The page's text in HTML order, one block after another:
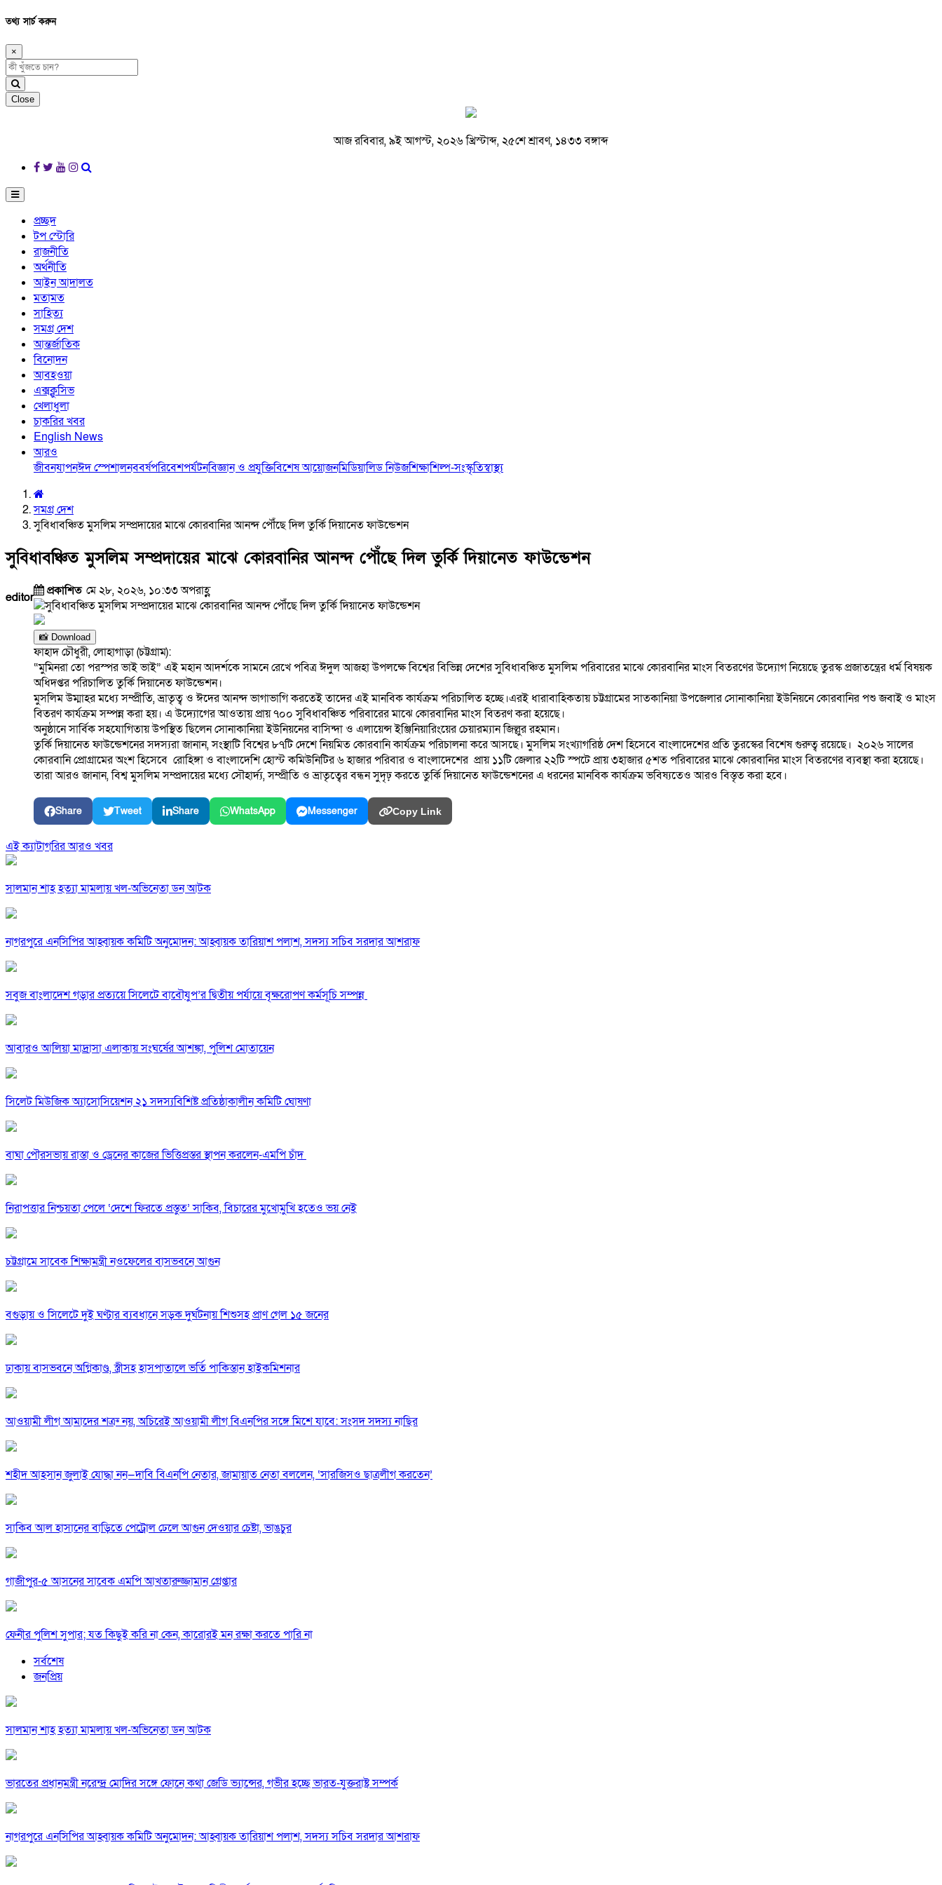
তথ্য সার্চ করুন
×
Close
আজ রবিবার, ৯ই আগস্ট, ২০২৬ খ্রিস্টাব্দ, ২৫শে শ্রাবণ, ১৪৩৩ বঙ্গাব্দ
প্রচ্ছদ
টপ স্টোরি
রাজনীতি
অর্থনীতি
আইন আদালত
মতামত
সাহিত্য
সমগ্র দেশ
আন্তর্জাতিক
বিনোদন
আবহওয়া
এক্সক্লুসিভ
খেলাধুলা
চাকরির খবর
English News
আরও
জীবনযাপনঈদ স্পেশালনববর্ষপরিবেশপর্যটনবিজ্ঞান ও প্রযুক্তিবিশেষ আয়োজনমিডিয়ালিড নিউজশিক্ষাশিল্প-সংস্কৃতিস্বাস্থ্য
সমগ্র দেশ
সুবিধাবঞ্চিত মুসলিম সম্প্রদায়ের মাঝে কোরবানির আনন্দ পৌঁছে দিল তুর্কি দিয়ানেত ফাউন্ডেশন
সুবিধাবঞ্চিত মুসলিম সম্প্রদায়ের মাঝে কোরবানির আনন্দ পৌঁছে দিল তুর্কি দিয়ানেত ফাউন্ডেশন
editor প্রকাশিত মে ২৮, ২০২৬, ১০:৩৩ অপরাহ্ণ
📸 Download
ফাহাদ চৌধুরী, লোহাগাড়া (চট্টগ্রাম):
“মুমিনরা তো পরস্পর ভাই ভাই” এই মহান আদর্শকে সামনে রেখে পবিত্র ঈদুল আজহা উপলক্ষে বিশ্বের বিভিন্ন দেশের সুবিধাবঞ্চিত মুসলিম পরিবারের মাঝে কোরবানির মাংস বিতরণের উদ্যোগ নিয়েছে তুরস্ক প্রজাতন্ত্রের ধর্ম বিষয়ক
অধিদপ্তর পরিচালিত তুর্কি দিয়ানেত ফাউন্ডেশন।
মুসলিম উম্মাহর মধ্যে সম্প্রীতি, ভ্রাতৃত্ব ও ঈদের আনন্দ ভাগাভাগি করতেই তাদের এই মানবিক কার্যক্রম পরিচালিত হচ্ছে।এরই ধারাবাহিকতায় চট্টগ্রামের সাতকানিয়া উপজেলার সোনাকানিয়া ইউনিয়নে কোরবানির পশু জবাই ও মাংস
বিতরণ কার্যক্রম সম্পন্ন করা হয়। এ উদ্যোগের আওতায় প্রায় ৭০০ সুবিধাবঞ্চিত পরিবারের মাঝে কোরবানির মাংস বিতরণ করা হয়েছে।
অনুষ্ঠানে সার্বিক সহযোগিতায় উপস্থিত ছিলেন সোনাকানিয়া ইউনিয়নের বাসিন্দা ও এলায়েন্স ইঞ্জিনিয়ারিংয়ের চেয়ারম্যান জিল্লুর রহমান।
তুর্কি দিয়ানেত ফাউন্ডেশনের সদস্যরা জানান, সংস্থাটি বিশ্বের ৮৭টি দেশে নিয়মিত কোরবানি কার্যক্রম পরিচালনা করে আসছে। মুসলিম সংখ্যাগরিষ্ঠ দেশ হিসেবে বাংলাদেশের প্রতি তুরস্কের বিশেষ গুরুত্ব রয়েছে। ২০২৬ সালের
কোরবানি প্রোগ্রামের অংশ হিসেবে রোহিঙ্গা ও বাংলাদেশি হোস্ট কমিউনিটির ৬ হাজার পরিবার ও বাংলাদেশের প্রায় ১১টি জেলার ২২টি স্পটে প্রায় ৩হাজার ৫শত পরিবারের মাঝে কোরবানির মাংস বিতরণের ব্যবস্থা করা হয়েছে।
তারা আরও জানান, বিশ্ব মুসলিম সম্প্রদায়ের মধ্যে সৌহার্দ্য, সম্প্রীতি ও ভ্রাতৃত্বের বন্ধন সুদৃঢ় করতে তুর্কি দিয়ানেত ফাউন্ডেশনের এ ধরনের মানবিক কার্যক্রম ভবিষ্যতেও আরও বিস্তৃত করা হবে।
Share Tweet Share WhatsApp Messenger Copy Link
এই ক্যাটাগরির আরও খবর
সালমান শাহ হত্যা মামলায় খল-অভিনেতা ডন আটক
নাগরপুরে এনসিপির আহ্বায়ক কমিটি অনুমোদন: আহ্বায়ক তারিয়াশ পলাশ, সদস্য সচিব সরদার আশরাফ
সবুজ বাংলাদেশ গড়ার প্রত্যয়ে সিলেটে বাবৌযুপ’র দ্বিতীয় পর্যায়ে বৃক্ষরোপণ কর্মসূচি সম্পন্ন
আবারও আলিয়া মাদ্রাসা এলাকায় সংঘর্ষের আশঙ্কা, পুলিশ মোতায়েন
সিলেট মিউজিক অ্যাসোসিয়েশন ২১ সদস্যবিশিষ্ট প্রতিষ্ঠাকালীন কমিটি ঘোষণা
বাঘা পৌরসভায় রাস্তা ও ড্রেনের কাজের ভিত্তিপ্রস্তর স্থাপন করলেন-এমপি চাঁদ
নিরাপত্তার নিশ্চয়তা পেলে ‘দেশে ফিরতে প্রস্তুত’ সাকিব, বিচারের মুখোমুখি হতেও ভয় নেই
চট্টগ্রামে সাবেক শিক্ষামন্ত্রী নওফেলের বাসভবনে আগুন
বগুড়ায় ও সিলেটে দুই ঘণ্টার ব্যবধানে সড়ক দুর্ঘটনায় শিশুসহ প্রাণ গেল ১৫ জনের
ঢাকায় বাসভবনে অগ্নিকাণ্ড, স্ত্রীসহ হাসপাতালে ভর্তি পাকিস্তান হাইকমিশনার
আওয়ামী লীগ আমাদের শত্রু নয়, অচিরেই আওয়ামী লীগ বিএনপির সঙ্গে মিশে যাবে: সংসদ সদস্য নাছির
শহীদ আহসান জুলাই যোদ্ধা নন—দাবি বিএনপি নেতার, জামায়াত নেতা বললেন, ‘সারজিসও ছাত্রলীগ করতেন’
সাকিব আল হাসানের বাড়িতে পেট্রোল ঢেলে আগুন দেওয়ার চেষ্টা, ভাঙচুর
গাজীপুর-৫ আসনের সাবেক এমপি আখতারুজ্জামান গ্রেপ্তার
ফেনীর পুলিশ সুপার; যত কিছুই করি না কেন, কারোরই মন রক্ষা করতে পারি না
সর্বশেষ
জনপ্রিয়
সালমান শাহ হত্যা মামলায় খল-অভিনেতা ডন আটক
ভারতের প্রধানমন্ত্রী নরেন্দ্র মোদির সঙ্গে ফোনে কথা জেডি ভ্যান্সের, গভীর হচ্ছে ভারত-যুক্তরাষ্ট্র সম্পর্ক
নাগরপুরে এনসিপির আহ্বায়ক কমিটি অনুমোদন: আহ্বায়ক তারিয়াশ পলাশ, সদস্য সচিব সরদার আশরাফ